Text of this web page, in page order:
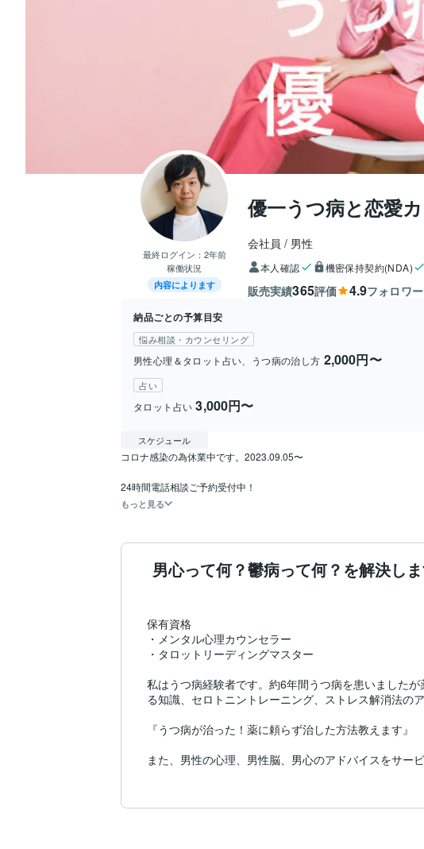
最終ログイン： 2年前
稼働状況
内容によります
優一うつ病と恋愛
会社員 男性
本人確認 機密保持契約(NDA)
販売実績365評価 4.9フォロワー
納品ごとの予算目安
悩み相談・カウンセリング
男性心理＆タロット占い、うつ病の治し方 2,000円〜
占い
タロット占い 3,000円〜
スケジュール
コロナ感染の為休業中です。2023.09.05〜
もっと見る
男心って何？鬱病って何？を解決し
保有資格
・メンタル心理カウンセラー
・タロットリーディングマスター
私はうつ病経験者です。約6年間うつ病を患いました
る知識、セロトニントレーニング、ストレス解消法の
『うつ病が治った！薬に頼らず治した方法教えます』
また、男性の心理、男性脳、男心のアドバイスをサー
『彼と復縁する１番ベストな復縁方法教えます』